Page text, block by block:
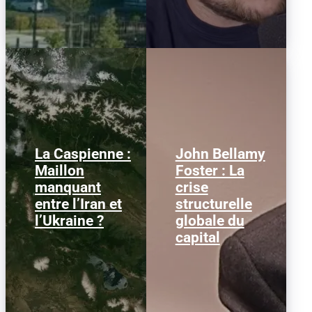
La Caspienne :
Maillon
manquant
entre l’Iran et
l’Ukraine ?
Samedi 25 juillet 2026,
des drones ukrainiens
ont frappé plusieurs
cibles en mer Caspienne,
parmi...
John Bellamy
Foster : La
crise
structurelle
globale du
capital
Ce qui suit est une
traduction d’un article
écrit par John Bellamy
Foster pour le
site Monthly...